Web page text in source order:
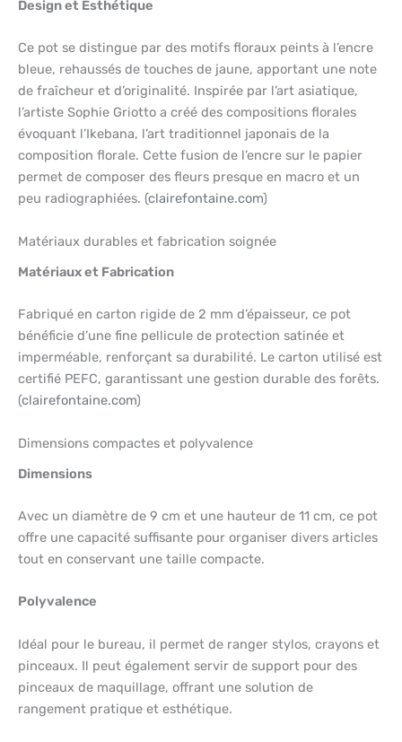
Design et Esthétique
Ce pot se distingue par des motifs floraux peints à l’encre
bleue, rehaussés de touches de jaune, apportant une note
de fraîcheur et d’originalité. Inspirée par l’art asiatique,
l’artiste Sophie Griotto a créé des compositions florales
évoquant l’Ikebana, l’art traditionnel japonais de la
composition florale. Cette fusion de l’encre sur le papier
permet de composer des fleurs presque en macro et un
peu radiographiées. (clairefontaine.com)
Matériaux durables et fabrication soignée
Matériaux et Fabrication
Fabriqué en carton rigide de 2 mm d’épaisseur, ce pot
bénéficie d’une fine pellicule de protection satinée et
imperméable, renforçant sa durabilité. Le carton utilisé est
certifié PEFC, garantissant une gestion durable des forêts.
(clairefontaine.com)
Dimensions compactes et polyvalence
Dimensions
Avec un diamètre de 9 cm et une hauteur de 11 cm, ce pot
offre une capacité suffisante pour organiser divers articles
tout en conservant une taille compacte.
Polyvalence
Idéal pour le bureau, il permet de ranger stylos, crayons et
pinceaux. Il peut également servir de support pour des
pinceaux de maquillage, offrant une solution de
rangement pratique et esthétique.